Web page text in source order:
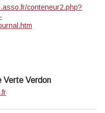
conteneur2.php?
Verte Verdon